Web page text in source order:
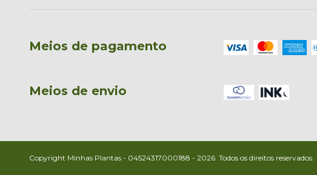
Meios de pagamento
Meios de envio
Copyright Minhas Plantas - 04524317000188 - 2026. Todos os direitos reservados.